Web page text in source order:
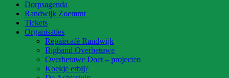
Dorpsagenda
Randwijk Zoemmt
Tickets
Organisaties
Repaircafé Randwijk
Bigband Overbetuwe
Overbetuwe Doet – projecten
Koekje erbij?